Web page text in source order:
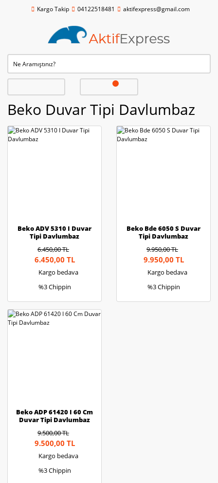
Kargo Takip 04122518481 aktifexpress@gmail.com
Beko Duvar Tipi Davlumbaz
Beko ADV 5310 I Duvar
Tipi Davlumbaz
6.450,00 TL
6.450,00 TL
Kargo bedava
%3 Chippin
Beko Bde 6050 S Duvar
Tipi Davlumbaz
9.950,00 TL
9.950,00 TL
Kargo bedava
%3 Chippin
Beko ADP 61420 I 60 Cm
Duvar Tipi Davlumbaz
9.500,00 TL
9.500,00 TL
Kargo bedava
%3 Chippin